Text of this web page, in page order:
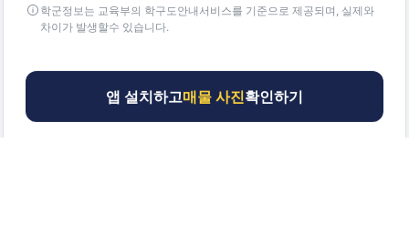
학군정보는 교육부의 학구도안내서비스를 기준으로 제공되며, 실제와
차이가 발생할수 있습니다.
앱 설치하고매물 사진확인하기